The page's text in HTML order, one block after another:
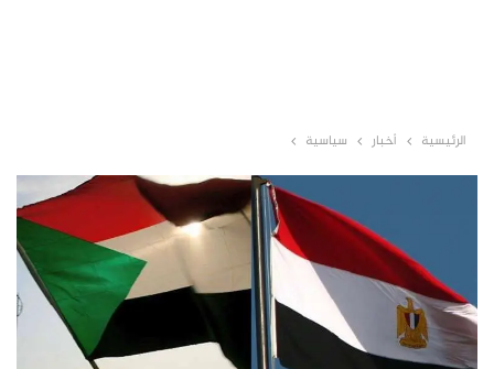
الرئيسية أخبار سياسية